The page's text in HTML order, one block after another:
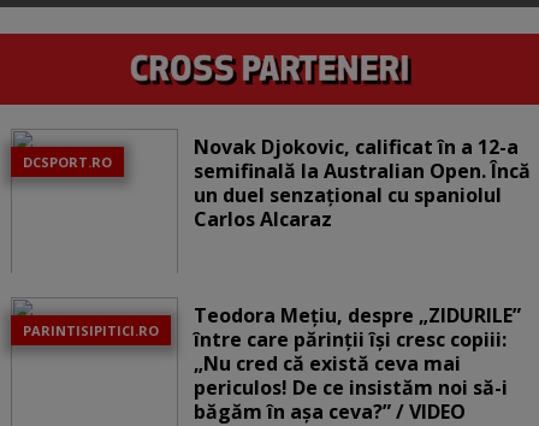
DCSPORT.RO
Novak Djokovic, calificat în a 12-a
semifinală la Australian Open. Încă
un duel senzațional cu spaniolul
Carlos Alcaraz
PARINTISIPITICI.RO
Teodora Mețiu, despre „ZIDURILE”
între care părinții își cresc copiii:
„Nu cred că există ceva mai
periculos! De ce insistăm noi să-i
băgăm în așa ceva?” / VIDEO